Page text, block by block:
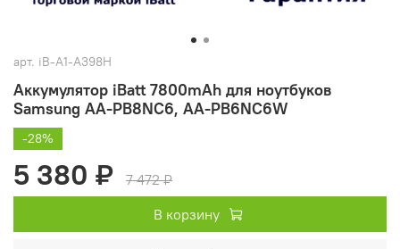
арт. iB-A1-A398H
Аккумулятор iBatt 7800mAh для ноутбуков
Samsung AA-PB8NC6, AA-PB6NC6W
-28%
5 380 ₽
7 472 ₽
В корзину